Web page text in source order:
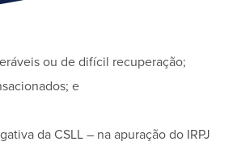
ou de difícil recuperação;
e
da CSLL – na apuração do IRPJ